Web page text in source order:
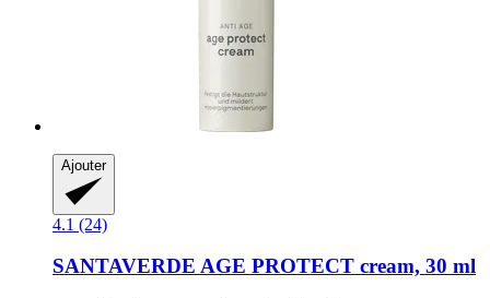
Ajouter
4.1 (24)
SANTAVERDE AGE PROTECT cream, 30 ml